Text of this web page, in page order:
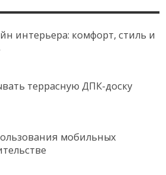
интерьера: комфорт, стиль и
террасную ДПК-доску
мобильных